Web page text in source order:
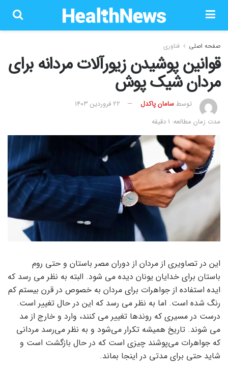
صفحه اصلی فناوری
قوانین پوشیدن زیورآلات مردانه برای
مردان شیک پوش
توسطسامان پاکدل
۲۲ فروردین ۱۴۰۳
مدت زمان مطالعه: 1 دقیقه
این در تصاویری از مردان از دوران مصر باستان و حتی روم
باستان برای خدایان یونان دیده می شود. البته به نظر می رسد که
ایده استفاده از جواهرات برای مردان به خصوص در قرن بیستم کم
رنگ شده است. اما به نظر می رسد که این در حال تغییر است.
درست در مسیری که روندها تغییر می کنند، وارد و خارج از مد
می شوند. تاریخ همیشه تکرار می‌شود و به نظر می‌رسد مردانی
که جواهرات می‌پوشند چیزی است که در حال بازگشت است و
شاید حتی برای مدتی در اینجا بماند.